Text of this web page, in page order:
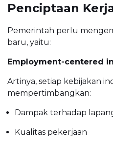
Penciptaan
Pemerintah perlu
baru, yaitu:
Employment-centered
Artinya, setiap kebijakan
mempertimbangkan:
Dampak terhadap
Kualitas pekerjaan